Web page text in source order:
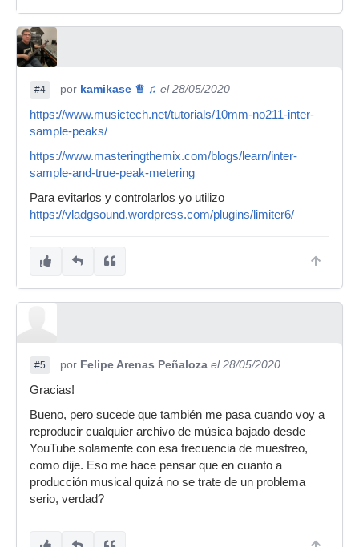
#4 por kamikase ♕ ♫ el 28/05/2020
https://www.musictech.net/tutorials/10mm-no211-inter-
sample-peaks/
https://www.masteringthemix.com/blogs/learn/inter-
sample-and-true-peak-metering
Para evitarlos y controlarlos yo utilizo
https://vladgsound.wordpress.com/plugins/limiter6/
#5 por Felipe Arenas Peñaloza el 28/05/2020
Gracias!
Bueno, pero sucede que también me pasa cuando voy a
reproducir cualquier archivo de música bajado desde
YouTube solamente con esa frecuencia de muestreo,
como dije. Eso me hace pensar que en cuanto a
producción musical quizá no se trate de un problema
serio, verdad?